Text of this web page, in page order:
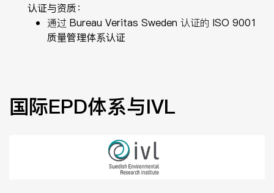
认证与资质：
通过 Bureau Veritas Sweden 认证的 ISO 9001
质量管理体系认证
国际EPD体系与IVL